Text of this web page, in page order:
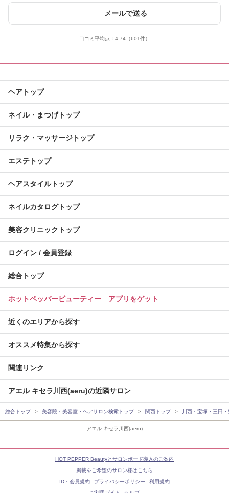
アエル キセラ川西(aeru)
メールで送る
口コミ平均点： 4.74（601件）
ヘアトップ
ネイル・まつげトップ
リラク・マッサージトップ
エステトップ
ヘアスタイルトップ
ネイルカタログトップ
美容クリニックトップ
ログイン / 会員登録
総合トップ
ホットペッパービューティー アプリをゲット
近くのエリアから探す
オススメ特集から探す
関連リンク
アエル キセラ川西(aeru)の近隣サロン
総合トップ 美容院・美容室・ヘアサロン検索トップ 関西トップ 川西・宝塚・三田
HOT PEPPER Beautyとサロンボード導入のご案内
掲載をご希望のサロン様はこちら
ID・会員規約
プライバシーポリシー
利用規約